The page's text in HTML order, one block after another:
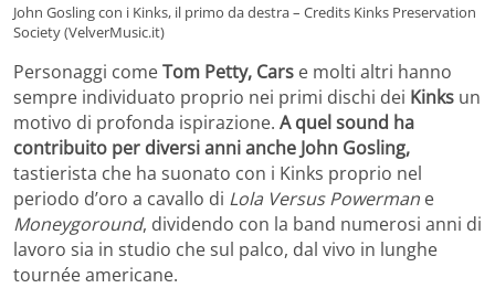
John Gosling con i Kinks, il primo da destra – Credits Kinks Preservation
Society (VelverMusic.it)
Personaggi comeTom Petty, Cars e molti altri hanno
sempre individuato proprio nei primi dischi dei Kinks un
motivo di profonda ispirazione. A quel sound ha
contribuito per diversi anni anche John Gosling,
tastierista che ha suonato con i Kinks proprio nel
periodo d’oro a cavallo di Lola Versus Powerman e
Moneygoround, dividendo con la band numerosi anni di
lavoro sia in studio che sul palco, dal vivo in lunghe
tournée americane.